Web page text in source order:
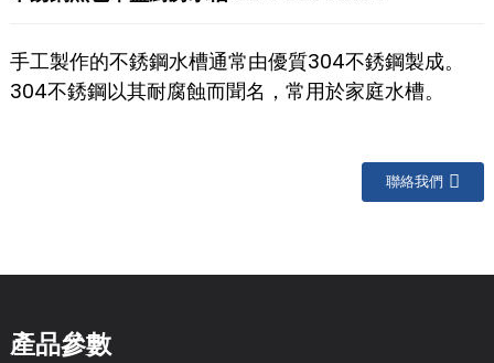
手工製作的不銹鋼水槽通常由優質304不銹鋼製成。
304不銹鋼以其耐腐蝕而聞名，常用於家庭水槽。
聯絡我們
產品參數